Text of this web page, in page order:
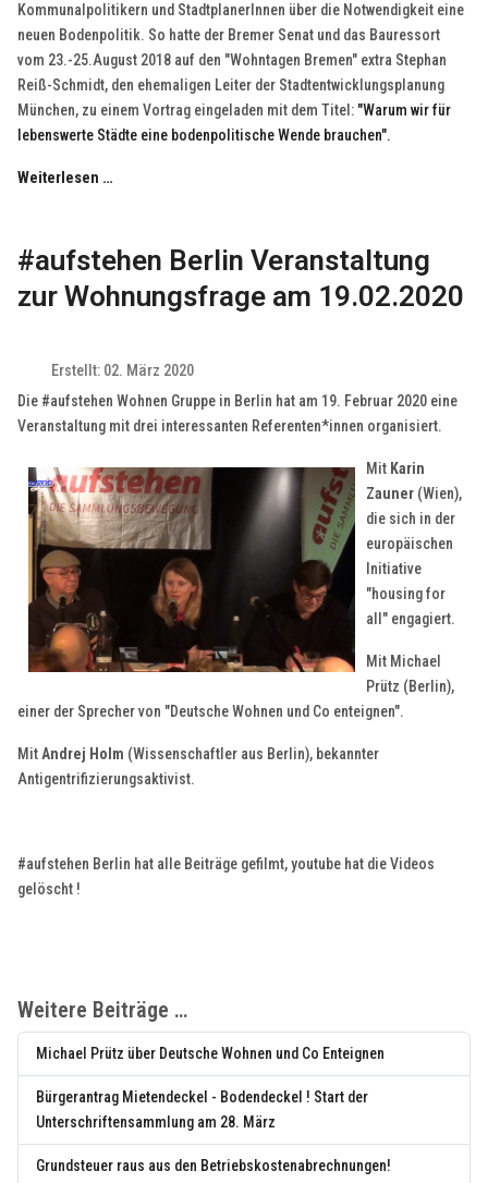
Kommunalpolitikern und StadtplanerInnen über die Notwendigkeit eine
neuen Bodenpolitik. So hatte der Bremer Senat und das Bauressort
vom 23.-25.August 2018 auf den "Wohntagen Bremen" extra Stephan
Reiß-Schmidt, den ehemaligen Leiter der Stadtentwicklungsplanung
München, zu einem Vortrag eingeladen mit dem Titel: "Warum wir für
lebenswerte Städte eine bodenpolitische Wende brauchen".
Weiterlesen …
#aufstehen Berlin Veranstaltung
zur Wohnungsfrage am 19.02.2020
Erstellt: 02. März 2020
Die #aufstehen Wohnen Gruppe in Berlin hat am 19. Februar 2020 eine
Veranstaltung mit drei interessanten Referenten*innen organisiert.
Mit Karin
Zauner (Wien),
die sich in der
europäischen
Initiative
"housing for
all" engagiert.
Mit Michael
Prütz (Berlin),
einer der Sprecher von "Deutsche Wohnen und Co enteignen".
MitAndrej Holm (Wissenschaftler aus Berlin), bekannter
Antigentrifizierungsaktivist.
#aufstehen Berlin hat alle Beiträge gefilmt, youtube hat die Videos
gelöscht !
Weitere Beiträge …
Michael Prütz über Deutsche Wohnen und Co Enteignen
Bürgerantrag Mietendeckel - Bodendeckel ! Start der
Unterschriftensammlung am 28. März
Grundsteuer raus aus den Betriebskostenabrechnungen!